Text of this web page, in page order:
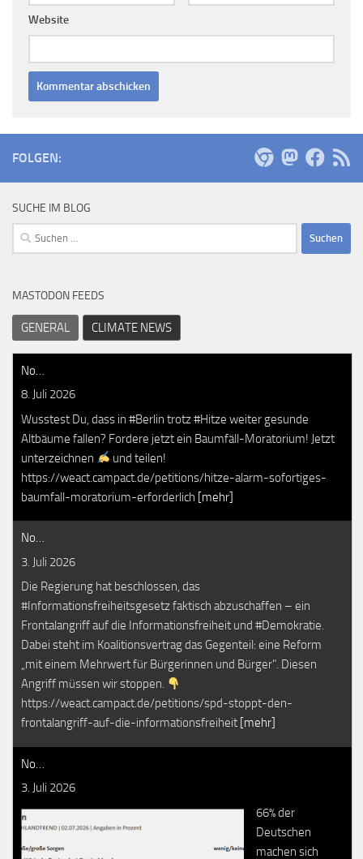
Website
FOLGEN:
SUCHE IM BLOG
Suchen
nach:
MASTODON FEEDS
GENERAL CLIMATE NEWS
No…
8. Juli 2026
Wusstest Du, dass in #Berlin trotz #Hitze weiter gesunde
Altbäume fallen? Fordere jetzt ein Baumfäll-Moratorium! Jetzt
unterzeichnen
und teilen!
https://weact.campact.de/petitions/hitze-alarm-sofortiges-
baumfall-moratorium-erforderlich [mehr]
No…
3. Juli 2026
Die Regierung hat beschlossen, das
#Informationsfreiheitsgesetz faktisch abzuschaffen – ein
Frontalangriff auf die Informationsfreiheit und #Demokratie.
Dabei steht im Koalitionsvertrag das Gegenteil: eine Reform
„mit einem Mehrwert für Bürgerinnen und Bürger". Diesen
Angriff müssen wir stoppen.
https://weact.campact.de/petitions/spd-stoppt-den-
frontalangriff-auf-die-informationsfreiheit [mehr]
No…
3. Juli 2026
66% der
Deutschen
machen sich